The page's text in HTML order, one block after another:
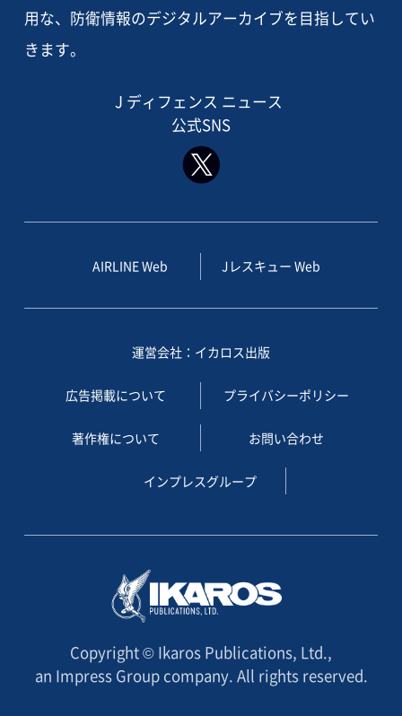
用な、防衛情報のデジタルアーカイブを目指してい
きます。
J ディフェンス ニュース
公式SNS
AIRLINE Web Jレスキュー Web
運営会社：イカロス出版
広告掲載について プライバシーポリシー
著作権について お問い合わせ
インプレスグループ
Copyright © Ikaros Publications, Ltd.,
an Impress Group company. All rights reserved.